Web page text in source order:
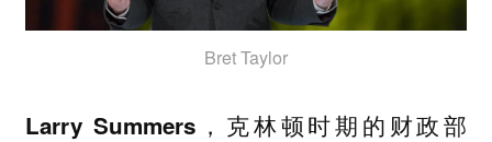
Bret Taylor
Larry Summers， 克林顿时期的财政部